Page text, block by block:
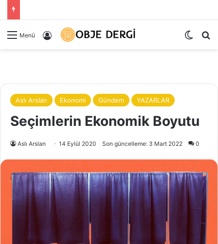
Menü Kayıt Ol Dış
Aslı Arslan Ekonomi Gündem YAZARLAR
Seçimlerin Ekonomik Boyutu
Aslı Arslan 14 Eylül 2020 Son güncelleme: 3 Mart 2022 0